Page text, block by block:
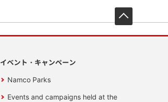
イベント・キャンペーン
Namco Parks
Events and campaigns held at the